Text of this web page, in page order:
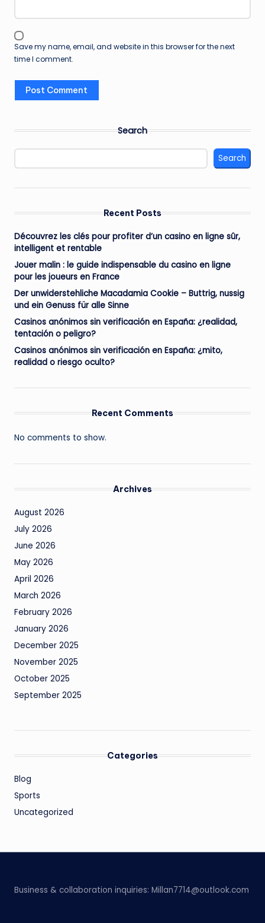
Save my name, email, and website in this browser for the next
time I comment.
Search
Search
Recent Posts
Découvrez les clés pour profiter d’un casino en ligne sûr,
intelligent et rentable
Jouer malin : le guide indispensable du casino en ligne
pour les joueurs en France
Der unwiderstehliche Macadamia Cookie – Buttrig, nussig
und ein Genuss für alle Sinne
Casinos anónimos sin verificación en España: ¿realidad,
tentación o peligro?
Casinos anónimos sin verificación en España: ¿mito,
realidad o riesgo oculto?
Recent Comments
No comments to show.
Archives
August 2026
July 2026
June 2026
May 2026
April 2026
March 2026
February 2026
January 2026
December 2025
November 2025
October 2025
September 2025
Categories
Blog
Sports
Uncategorized
Business & collaboration inquiries: Millan7714@outlook.com